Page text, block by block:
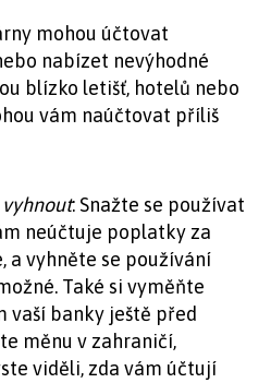
mohou účtovat
nabízet nevýhodné
blízko letišť, hotelů nebo
vám naúčtovat příliš
: Snažte se používat
neúčtuje poplatky za
a vyhněte se používání
Také si vyměňte
banky ještě před
měnu v zahraničí,
viděli, zda vám účtují